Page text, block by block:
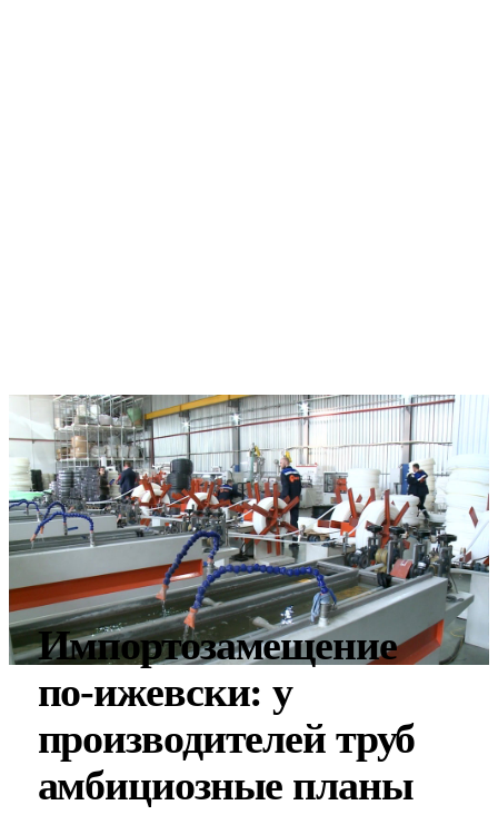
Импортозамещение
по-ижевски: у
производителей труб
амбициозные планы